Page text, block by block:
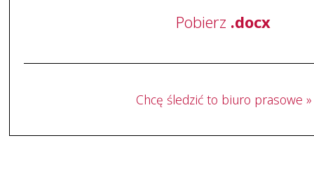
Pobierz .docx
Chcę śledzić to biuro prasowe »